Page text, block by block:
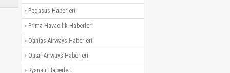
» Pegasus Haberleri
» Prima Havacılık Haberleri
» Qantas Airways Haberleri
» Qatar Airways Haberleri
» Ryanair Haberleri